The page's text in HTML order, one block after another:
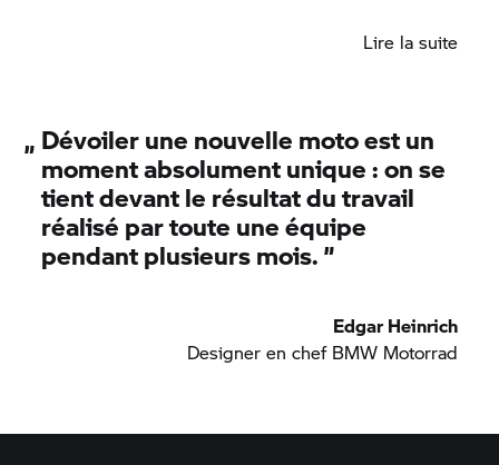
Lire la suite
„ Dévoiler une nouvelle moto est un
moment absolument unique : on se
tient devant le résultat du travail
réalisé par toute une équipe
pendant plusieurs mois. ”
Edgar Heinrich
Designer en chef BMW Motorrad